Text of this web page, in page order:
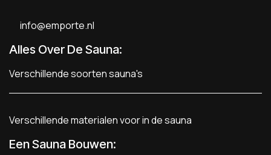
info@emporte.nl
Alles Over De Sauna:
Verschillende soorten sauna's
Verschillende materialen voor in de sauna
Een Sauna Bouwen: